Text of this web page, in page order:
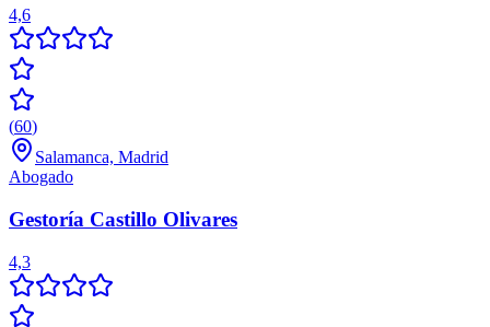
4,6
(60)
Salamanca, Madrid
Abogado
Gestoría Castillo Olivares
4,3